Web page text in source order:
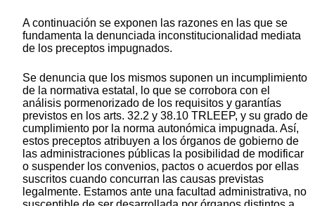
A continuación se exponen las razones en las que se
fundamenta la denunciada inconstitucionalidad mediata
de los preceptos impugnados.
Se denuncia que los mismos suponen un incumplimiento
de la normativa estatal, lo que se corrobora con el
análisis pormenorizado de los requisitos y garantías
previstos en los arts. 32.2 y 38.10 TRLEEP, y su grado de
cumplimiento por la norma autonómica impugnada. Así,
estos preceptos atribuyen a los órganos de gobierno de
las administraciones públicas la posibilidad de modificar
o suspender los convenios, pactos o acuerdos por ellas
suscritos cuando concurran las causas previstas
legalmente. Estamos ante una facultad administrativa, no